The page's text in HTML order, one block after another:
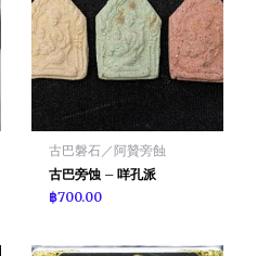
古巴磐石／阿贊旁蝕
古巴旁蚀 – 咩孔派
฿700.00